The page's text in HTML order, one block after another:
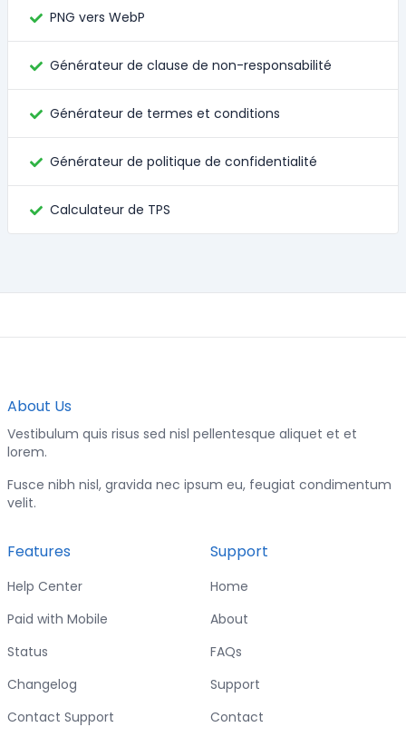
PNG vers WebP
Générateur de clause de non-responsabilité
Générateur de termes et conditions
Générateur de politique de confidentialité
Calculateur de TPS
About Us
Vestibulum quis risus sed nisl pellentesque aliquet et et
lorem.
Fusce nibh nisl, gravida nec ipsum eu, feugiat condimentum
velit.
Features
Help Center
Paid with Mobile
Status
Changelog
Contact Support
Support
Home
About
FAQs
Support
Contact